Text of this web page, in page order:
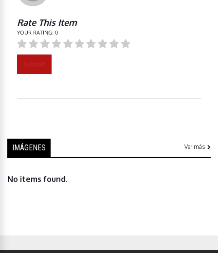
Rate This Item
YOUR RATING: 0
IMÁGENES Ver más
No items found.